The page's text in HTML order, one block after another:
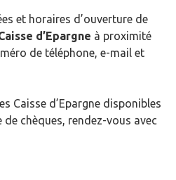
et horaires d’ouverture de
d’Epargne à proximité
de téléphone, e-mail et
Caisse d’Epargne disponibles
de chèques, rendez-vous avec